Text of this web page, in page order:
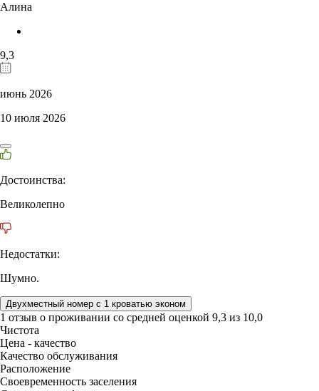
Алина
9,3
июнь 2026
10 июля 2026
Достоинства:
Великолепно
Недостатки:
Шумно.
Двухместный номер с 1 кроватью эконом
1 отзыв о проживании со средней оценкой 9,3 из 10,0
Чистота
Цена - качество
Качество обслуживания
Расположение
Своевременность заселения